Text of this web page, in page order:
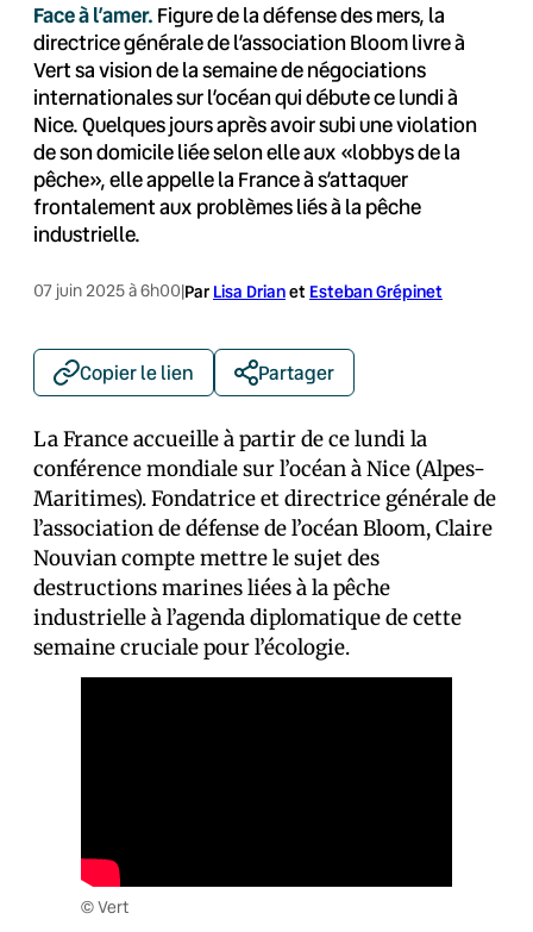
Face à l’amer. Figure de la défense des mers, la
directrice générale de l’association Bloom livre à
Vert sa vision de la semaine de négociations
internationales sur l’océan qui débute ce lundi à
Nice. Quelques jours après avoir subi une violation
de son domicile liée selon elle aux «lobbys de la
pêche», elle appelle la France à s’attaquer
frontalement aux problèmes liés à la pêche
industrielle.
07 juin 2025 à 6h00|Par Lisa Drianet Esteban Grépinet
Copier le lien Partager
La France accueille à partir de ce lundi la
conférence mondiale sur l’océan à Nice (Alpes-
Maritimes). Fondatrice et directrice générale de
l’association de défense de l’océan Bloom, Claire
Nouvian compte mettre le sujet des
destructions marines liées à la pêche
industrielle à l’agenda diplomatique de cette
semaine cruciale pour l’écologie.
© Vert